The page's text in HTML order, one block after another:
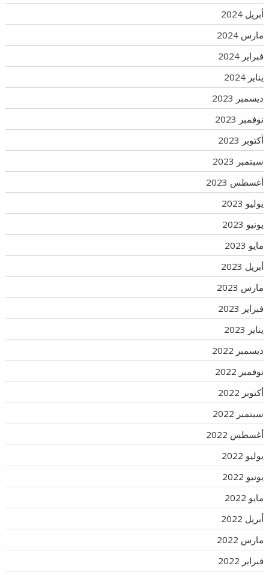
أبريل 2024
مارس 2024
فبراير 2024
يناير 2024
ديسمبر 2023
نوفمبر 2023
أكتوبر 2023
سبتمبر 2023
أغسطس 2023
يوليو 2023
يونيو 2023
مايو 2023
أبريل 2023
مارس 2023
فبراير 2023
يناير 2023
ديسمبر 2022
نوفمبر 2022
أكتوبر 2022
سبتمبر 2022
أغسطس 2022
يوليو 2022
يونيو 2022
مايو 2022
أبريل 2022
مارس 2022
فبراير 2022